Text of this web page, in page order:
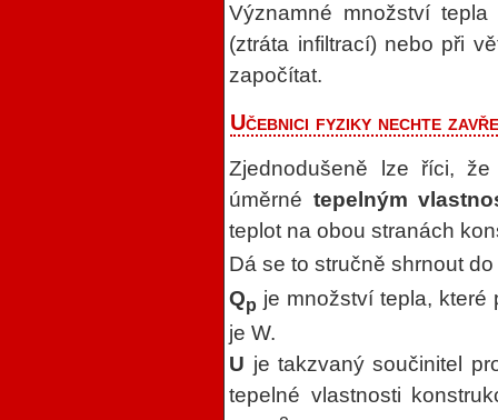
Významné množství
(ztráta infiltrací) nebo při
započítat.
Učebnici fyziky nechte
Zjednodušeně lze říci,
úměrné tepelným
teplot na obou stranách
Dá se to stručně shrnout
Qp je množství tepla,
je W.
U je takzvaný součinitel
tepelné vlastnosti